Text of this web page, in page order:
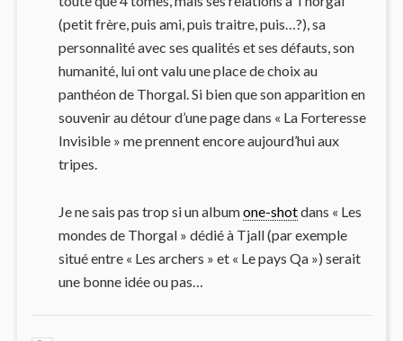
(petit frère, puis ami, puis traitre, puis…?), sa
personnalité avec ses qualités et ses défauts, son
humanité, lui ont valu une place de choix au
panthéon de Thorgal. Si bien que son apparition en
souvenir au détour d’une page dans « La Forteresse
Invisible » me prennent encore aujourd’hui aux
tripes.
Je ne sais pas trop si un albumone-shotdans « Les
mondes de Thorgal » dédié à Tjall (par exemple
situé entre « Les archers » et « Le pays Qa ») serait
une bonne idée ou pas…